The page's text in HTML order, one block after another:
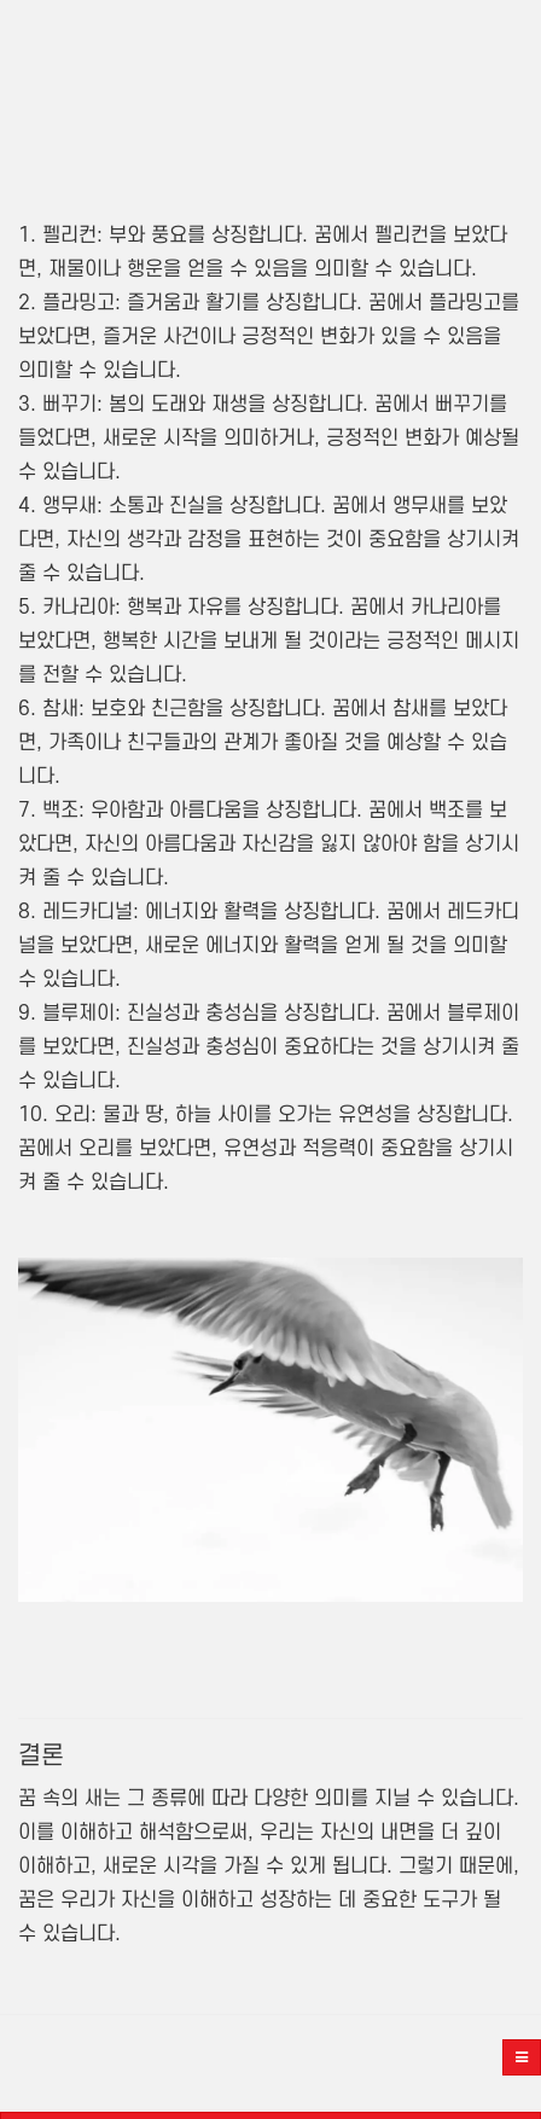
1. 펠리컨: 부와 풍요를 상징합니다. 꿈에서 펠리컨을 보았다
면, 재물이나 행운을 얻을 수 있음을 의미할 수 있습니다.
2. 플라밍고: 즐거움과 활기를 상징합니다. 꿈에서 플라밍고를
보았다면, 즐거운 사건이나 긍정적인 변화가 있을 수 있음을
의미할 수 있습니다.
3. 뻐꾸기: 봄의 도래와 재생을 상징합니다. 꿈에서 뻐꾸기를
들었다면, 새로운 시작을 의미하거나, 긍정적인 변화가 예상될
수 있습니다.
4. 앵무새: 소통과 진실을 상징합니다. 꿈에서 앵무새를 보았
다면, 자신의 생각과 감정을 표현하는 것이 중요함을 상기시켜
줄 수 있습니다.
5. 카나리아: 행복과 자유를 상징합니다. 꿈에서 카나리아를
보았다면, 행복한 시간을 보내게 될 것이라는 긍정적인 메시지
를 전할 수 있습니다.
6. 참새: 보호와 친근함을 상징합니다. 꿈에서 참새를 보았다
면, 가족이나 친구들과의 관계가 좋아질 것을 예상할 수 있습
니다.
7. 백조: 우아함과 아름다움을 상징합니다. 꿈에서 백조를 보
았다면, 자신의 아름다움과 자신감을 잃지 않아야 함을 상기시
켜 줄 수 있습니다.
8. 레드카디널: 에너지와 활력을 상징합니다. 꿈에서 레드카디
널을 보았다면, 새로운 에너지와 활력을 얻게 될 것을 의미할
수 있습니다.
9. 블루제이: 진실성과 충성심을 상징합니다. 꿈에서 블루제이
를 보았다면, 진실성과 충성심이 중요하다는 것을 상기시켜 줄
수 있습니다.
10. 오리: 물과 땅, 하늘 사이를 오가는 유연성을 상징합니다.
꿈에서 오리를 보았다면, 유연성과 적응력이 중요함을 상기시
켜 줄 수 있습니다.
결론
꿈 속의 새는 그 종류에 따라 다양한 의미를 지닐 수 있습니다.
이를 이해하고 해석함으로써, 우리는 자신의 내면을 더 깊이
이해하고, 새로운 시각을 가질 수 있게 됩니다. 그렇기 때문에,
꿈은 우리가 자신을 이해하고 성장하는 데 중요한 도구가 될
수 있습니다.